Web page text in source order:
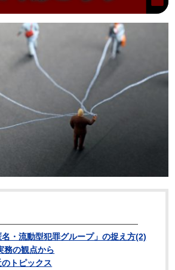
名・流動型犯罪グループ」の捉え方(2)
務の観点から
のトピックス